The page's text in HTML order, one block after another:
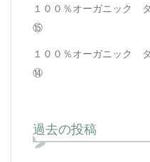
１００％オーガニック
⑮
１００％オーガニック
⑭
過去の投稿